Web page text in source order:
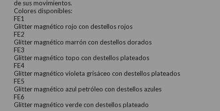
de sus movimientos.
Colores disponibles:
FE1
Glitter magnético rojo con destellos rojos
FE2
Glitter magnético marrón con destellos dorados
FE3
Glitter magnético topo con destellos plateados
FE4
Glitter magnético violeta grisáceo con destellos plateados
FE5
Glitter magnético azul petróleo con destellos azules
FE6
Glitter magnético verde con destellos plateado